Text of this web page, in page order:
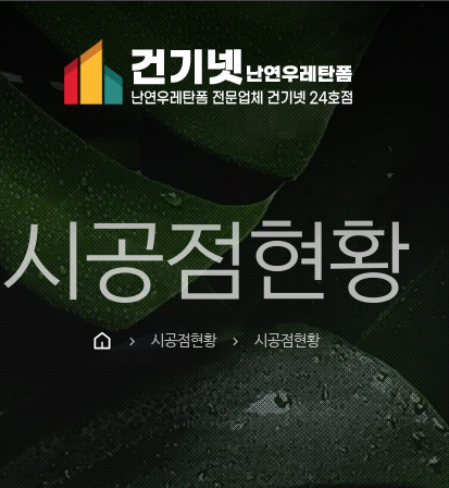
시공점현황
chevron_right 시공점현황 chevron_right 시공점현황